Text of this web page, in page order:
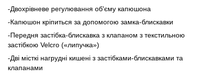
-Двохрівневе регулювання об'єму капюшона
-Капюшон кріпиться за допомогою замка-блискавки
-Передня застібка-блискавка з клапаном з текстильною
застібкою Velcro («липучка»)
-Дві місткі нагрудні кишені з застібками-блискавками та
клапанами